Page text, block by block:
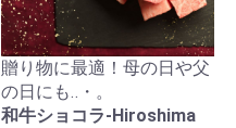
贈り物に最適！母の日や父
の日にも‥・。
和牛ショコラ-Hiroshima